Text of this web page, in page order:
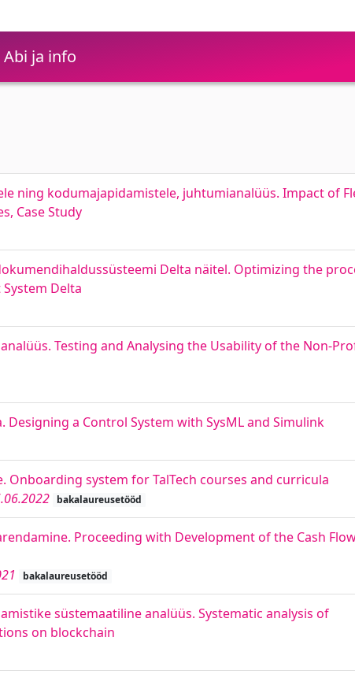
Abi ja info
ning kodumajapidamistele, juhtumianalüüs. Impact of
Case Study
Delta näitel. Optimizing the
Delta
Testing and Analysing the Usability of the Non-
Designing a Control System with SysML and Simulink
Onboarding system for TalTech courses and curricula
bakalaureusetööd
Proceeding with Development of the Cash
bakalaureusetööd
süstemaatiline analüüs. Systematic analysis of
on blockchain